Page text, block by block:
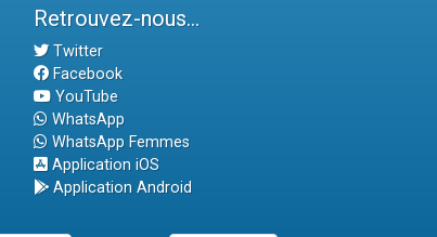
Retrouvez-nous...
Twitter
Facebook
YouTube
WhatsApp
WhatsApp Femmes
Application iOS
Application Android